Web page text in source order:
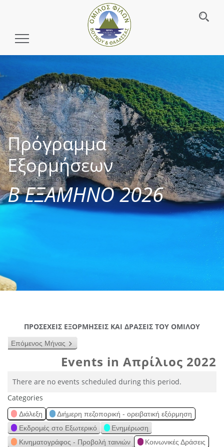
Toggle
Πρόγραμμα
Εξορμήσεων
Β ΕΞΑΜΗΝΟ 2026
ΠΡΟΣΕΧΕΙΣ ΕΞΟΡΜΗΣΕΙΣ ΚΑΙ ΔΡΑΣΕΙΣ ΤΟΥ ΟΜΙΛΟΥ
Επόμενος Μήνας
Events in Απρίλιος 2022
There are no events scheduled during this period.
Categories
Διάλεξη
Διήμερη πεζοπορική - ορειβατική εξόρμηση
Εκδρομές στο Εξωτερικό
Ενημέρωση
Κινηματογράφος - Προβολή ταινιών
Κοινωνικές Δράσεις